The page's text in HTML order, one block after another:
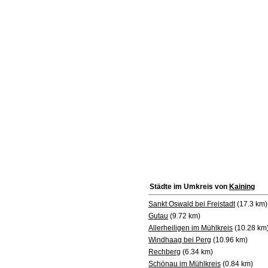
Städte im Umkreis von Kaining
Sankt Oswald bei Freistadt(17.3 km)
Gutau (9.72 km)
Allerheiligen im Mühlkreis (10.28
Windhaag bei Perg (10.96 km)
Rechberg (6.34 km)
Schönau im Mühlkreis (0.84 km)